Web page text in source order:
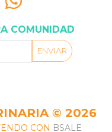
COMUNIDAD
ENVIAR
© 2026
CON BSALE